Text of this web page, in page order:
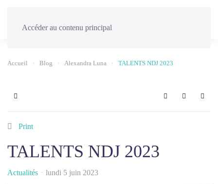
Accéder au contenu principal
Accueil Blog Alexandra Luna TALENTS NDJ 2023
Home SearchSign In
Print
TALENTS NDJ 2023
Actualités lundi 5 juin 2023